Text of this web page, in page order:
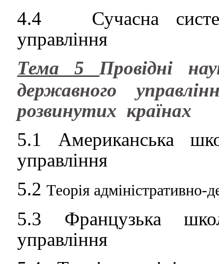
4.4
Сучасна
управління
Тема 5Провідні
державного
розвинутих країнах
5.1 Американська
управління
5.2 Теорія
5.3 Французька
управління